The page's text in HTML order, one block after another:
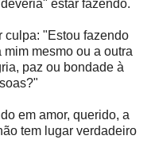
estar fazendo.
culpa: "Estou fazendo
mesmo ou a outra
paz ou bondade à
em amor, querido, a
tem lugar verdadeiro